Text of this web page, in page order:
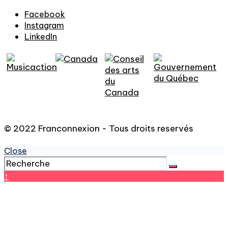
Facebook
Instagram
LinkedIn
© 2022 Franconnexion - Tous droits reservés
Close
↑